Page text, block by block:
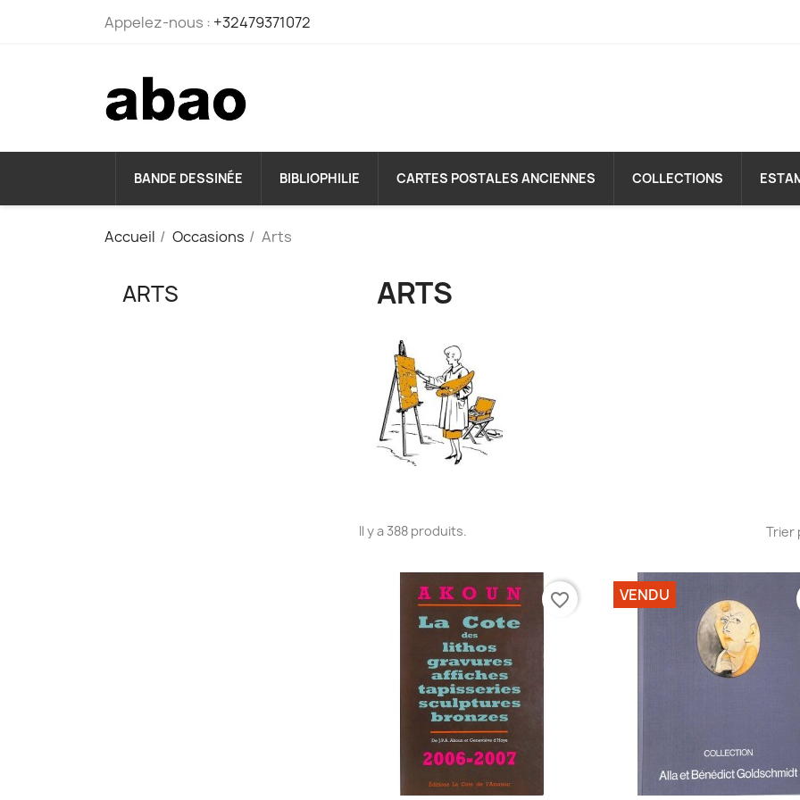
Appelez-nous : +32479371072
BANDE DESSINÉE BIBLIOPHILIE CARTES POSTALES ANCIENNES COLLECTIONS
Accueil Occasions Arts
ARTS ARTS
Il y a 388 produits. Trier
favorite_border VENDU